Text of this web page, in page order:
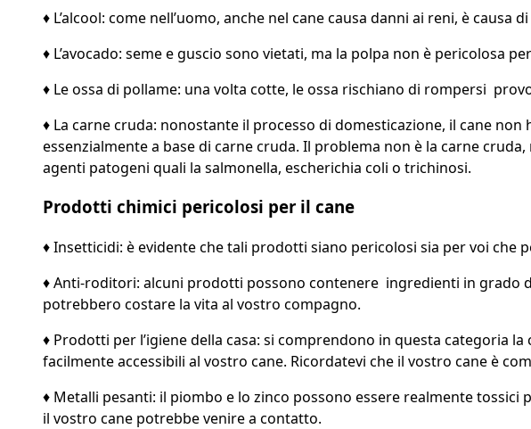
♦ L’alcool: come nell’uomo, anche nel cane causa danni ai reni, è
♦ L’avocado: seme e guscio sono vietati, ma la polpa non è pericolosa
♦ Le ossa di pollame: una volta cotte, le ossa rischiano di rompersi
♦ La carne cruda: nonostante il processo di domesticazione, il cane
essenzialmente a base di carne cruda. Il problema non è la carne
agenti patogeni quali la salmonella, escherichia coli o trichinosi.
Prodotti chimici pericolosi per il cane
♦ Insetticidi: è evidente che tali prodotti siano pericolosi sia per voi
♦ Anti-roditori: alcuni prodotti possono contenere ingredienti in grado
potrebbero costare la vita al vostro compagno.
♦ Prodotti per l’igiene della casa: si comprendono in questa categoria
facilmente accessibili al vostro cane. Ricordatevi che il vostro cane è
♦ Metalli pesanti: il piombo e lo zinco possono essere realmente
il vostro cane potrebbe venire a contatto.